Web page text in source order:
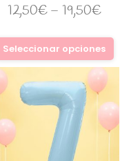
12,50€– 19,50€
Seleccionar opciones